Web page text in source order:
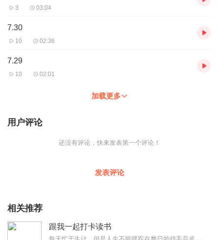
3 03:04
7.30
10 02:36
7.29
10 02:01
加载更多
用户评论
还没有评论，快来发表第一个评论！
发表评论
相关推荐
跟我一起打卡读书